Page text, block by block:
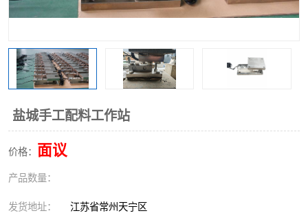
盐城手工配料工作站
价格： 面议
产品数量：
发货地址： 江苏省常州天宁区